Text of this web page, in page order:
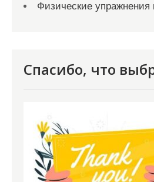
Физические упражнения
Спасибо, что